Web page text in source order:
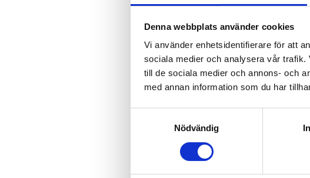
Denna webbplats använder cookies
Vi använder enhetsidentifierare för att
sociala medier och analysera vår trafik.
till de sociala medier och annons- och
med annan information som du har
Nödvändig